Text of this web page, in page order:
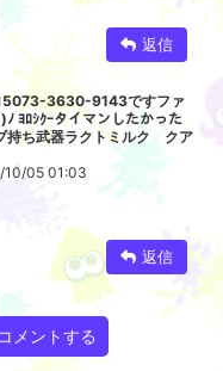
返信
5073-3630-9143ですファ
ﾖﾛｼｸｰタイマンしたかった
持ち武器ラクトミルク クア
10/05 01:03
返信
コメントする